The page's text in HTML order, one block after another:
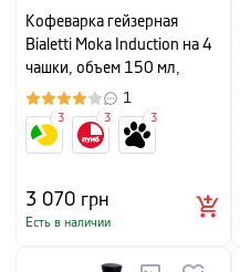
Кофеварка гейзерная
Bialetti Moka Induction на 4
чашки, объем 150 мл,
черный
1
3 070 грн
Есть в наличии
3 3 3